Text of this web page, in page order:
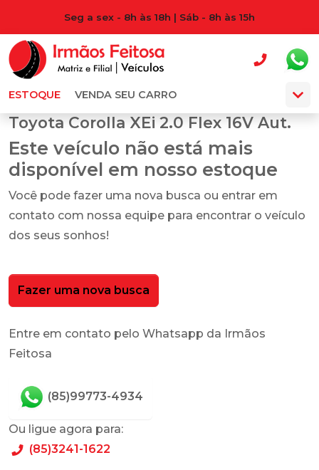
Seg a sex - 8h às 18h | Sáb - 8h às 15h
ESTOQUE VENDA SEU CARRO
Toyota Corolla XEi 2.0 Flex 16V Aut.
Este veículo não está mais
disponível em nosso estoque
Você pode fazer uma nova busca ou entrar em
contato com nossa equipe para encontrar o veículo
dos seus sonhos!
Fazer uma nova busca
Entre em contato pelo Whatsapp da Irmãos
Feitosa
(85)99773-4934
Ou ligue agora para:
(85)3241-1622